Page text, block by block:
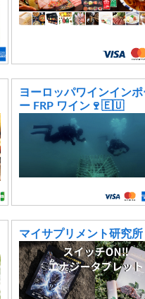
ヨーロッパワインイン
ー FRP ワイン🍷🇪🇺
マイサプリメント研究所